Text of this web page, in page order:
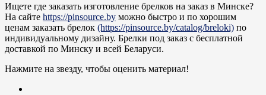
Ищете где заказать изготовление брелков на заказ в Минске?
На сайте https://pinsource.by можно быстро и по хорошим
ценам заказать брелок (https://pinsource.by/catalog/breloki) по
индивидуальному дизайну. Брелки под заказ с бесплатной
доставкой по Минску и всей Беларуси.
Нажмите на звезду, чтобы оценить материал!